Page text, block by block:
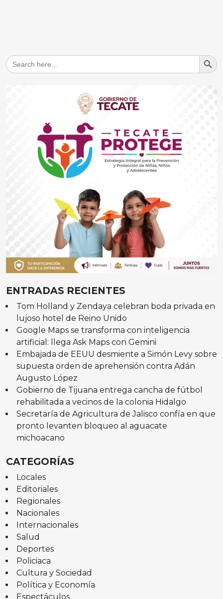
Search
for:
Search
ENTRADAS RECIENTES
Tom Holland y Zendaya celebran boda privada en
lujoso hotel de Reino Unido
Google Maps se transforma con inteligencia
artificial: llega Ask Maps con Gemini
Embajada de EEUU desmiente a Simón Levy sobre
supuesta orden de aprehensión contra Adán
Augusto López
Gobierno de Tijuana entrega cancha de fútbol
rehabilitada a vecinos de la colonia Hidalgo
Secretaría de Agricultura de Jalisco confía en que
pronto levanten bloqueo al aguacate
michoacano
CATEGORÍAS
Locales
Editoriales
Regionales
Nacionales
Internacionales
Salud
Deportes
Policiaca
Cultura y Sociedad
Política y Economía
Espectáculos